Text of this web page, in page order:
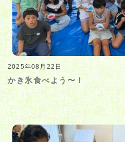
2025年08月22日
かき氷食べよう〜！